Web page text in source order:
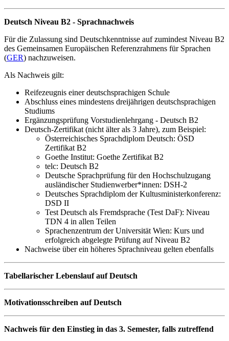
Deutsch Niveau B2 - Sprachnachweis
Für die Zulassung sind Deutschkenntnisse auf zumindest Niveau B2
des Gemeinsamen Europäischen Referenzrahmens für Sprachen
(GER) nachzuweisen.
Als Nachweis gilt:
Reifezeugnis einer deutschsprachigen Schule
Abschluss eines mindestens dreijährigen deutschsprachigen
Studiums
Ergänzungsprüfung Vorstudienlehrgang - Deutsch B2
Deutsch-Zertifikat (nicht älter als 3 Jahre), zum Beispiel:
Österreichisches Sprachdiplom Deutsch: ÖSD
Zertifikat B2
Goethe Institut: Goethe Zertifikat B2
telc: Deutsch B2
Deutsche Sprachprüfung für den Hochschulzugang
ausländischer Studienwerber*innen: DSH-2
Deutsches Sprachdiplom der Kultusministerkonferenz:
DSD II
Test Deutsch als Fremdsprache (Test DaF): Niveau
TDN 4 in allen Teilen
Sprachenzentrum der Universität Wien: Kurs und
erfolgreich abgelegte Prüfung auf Niveau B2
Nachweise über ein höheres Sprachniveau gelten ebenfalls
Tabellarischer Lebenslauf auf Deutsch
Motivationsschreiben auf Deutsch
Nachweis für den Einstieg in das 3. Semester, falls zutreffend